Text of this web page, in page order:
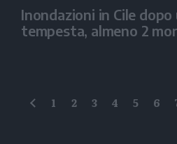
Inondazioni in Cile
tempesta, almeno 2
precedente
1 2 3 4 5 6